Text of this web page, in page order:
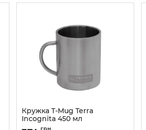
Кружка T-Mug Terra
Incognita 450 мл
Артикул: T_Mug_450
грн